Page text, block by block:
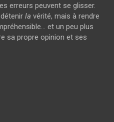
erreurs peuvent se glisser.
la vérité, mais à rendre
et un peu plus
sa propre opinion et ses